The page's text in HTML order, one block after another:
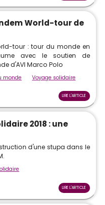
World-tour de
tour : tour du monde en
avec le soutien de
d'AVI Marco Polo
monde Voyage solidaire
LIRE L'ARTICLE
2018 : une
d'une stupa dans le
LIRE L'ARTICLE